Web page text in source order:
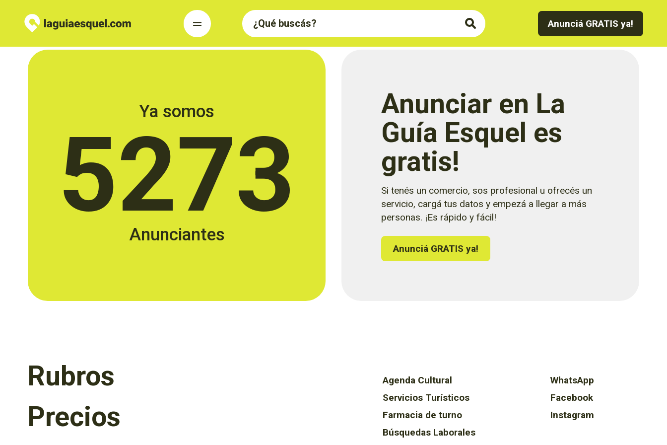
Anunciá GRATIS ya!
Ya somos
5273
Anunciantes
Anunciar en La
Guía Esquel es
gratis!
Si tenés un comercio, sos profesional u ofrecés un
servicio, cargá tus datos y empezá a llegar a más
personas. ¡Es rápido y fácil!
Anunciá GRATIS ya!
Rubros
Precios
Agenda Cultural
Servicios Turísticos
Farmacia de turno
Búsquedas Laborales
WhatsApp
Facebook
Instagram